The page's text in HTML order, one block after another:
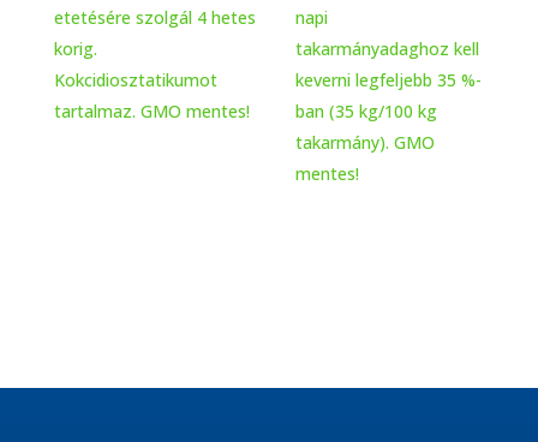
etetésére szolgál 4 hetes
korig.
Kokcidiosztatikumot
tartalmaz. GMO mentes!
napi
takarmányadaghoz kell
keverni legfeljebb 35 %-
ban (35 kg/100 kg
takarmány). GMO
mentes!